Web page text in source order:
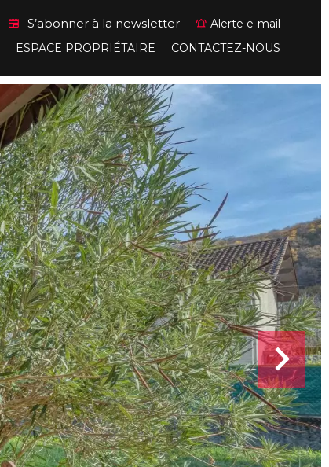
S’abonner à la newsletter
Alerte e-mail
ESPACE PROPRIÉTAIRE CONTACTEZ-NOUS